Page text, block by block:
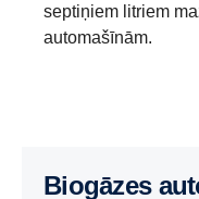
septiņiem litriem
automašīnām.
Biogāzes autobusi, kas darbojas